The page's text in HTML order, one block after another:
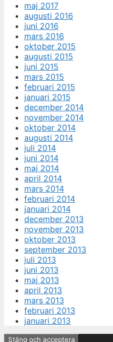
maj 2017
augusti 2016
juni 2016
mars 2016
oktober 2015
augusti 2015
juni 2015
mars 2015
februari 2015
januari 2015
december 2014
november 2014
oktober 2014
augusti 2014
juli 2014
juni 2014
maj 2014
april 2014
mars 2014
februari 2014
januari 2014
december 2013
november 2013
oktober 2013
september 2013
juli 2013
juni 2013
maj 2013
april 2013
mars 2013
februari 2013
januari 2013